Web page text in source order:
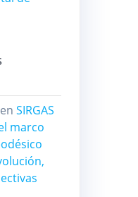
en SIRGAS
marco